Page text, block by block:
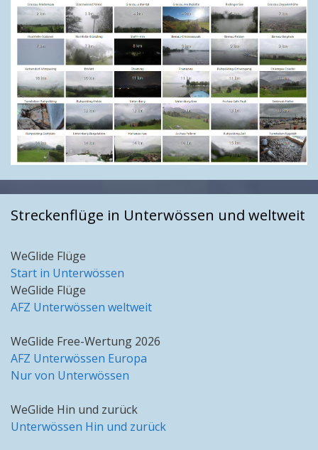
Streckenflüge in Unterwössen und weltweit
WeGlide Flüge
Start in Unterwössen
WeGlide Flüge
AFZ Unterwössen weltweit
WeGlide Free-Wertung 2026
AFZ Unterwössen Europa
Nur von Unterwössen
WeGlide Hin und zurück
Unterwössen Hin und zurück